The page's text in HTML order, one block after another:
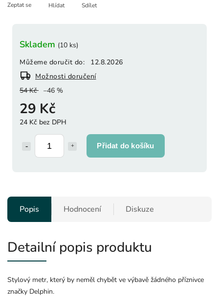
54 Kč –46 %
29 Kč
24 Kč bez DPH
Přidat do košíku
Skladem (10 ks)
Můžeme doručit do:
12.8.2026
Možnosti doručení
Zeptat se Hlídat Sdílet
Popis Hodnocení Diskuze
Detailní popis produktu
Stylový metr, který by neměl chybět ve výbavě žádného příznivce
značky Delphin.